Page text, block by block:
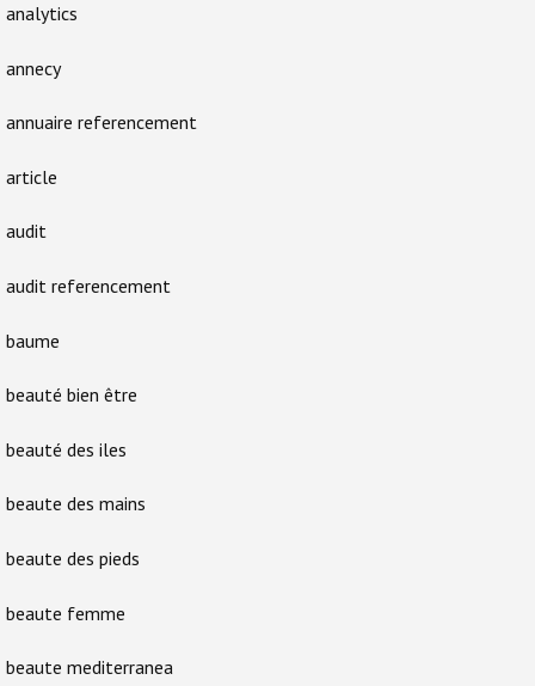
analytics
annecy
annuaire referencement
article
audit
audit referencement
baume
beauté bien être
beauté des iles
beaute des mains
beaute des pieds
beaute femme
beaute mediterranea